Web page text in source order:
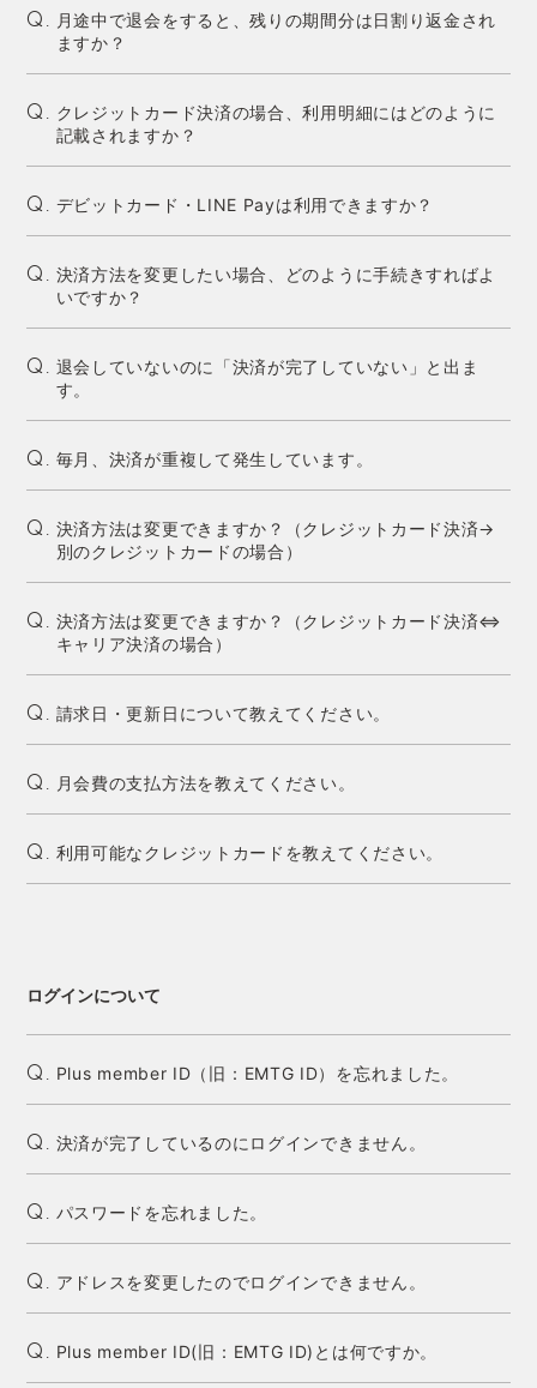
Q. 月途中で退会をすると、残りの期間分は日割り返金され
ますか？
Q. クレジットカード決済の場合、利用明細にはどのように
記載されますか？
Q. デビットカード・LINE Payは利用できますか？
Q. 決済方法を変更したい場合、どのように手続きすればよ
いですか？
Q. 退会していないのに「決済が完了していない」と出ま
す。
Q. 毎月、決済が重複して発生しています。
Q. 決済方法は変更できますか？（クレジットカード決済→
別のクレジットカードの場合）
Q. 決済方法は変更できますか？（クレジットカード決済⇔
キャリア決済の場合）
Q. 請求日・更新日について教えてください。
Q. 月会費の支払方法を教えてください。
Q. 利用可能なクレジットカードを教えてください。
ログインについて
Q. Plus member ID（旧：EMTG ID）を忘れました。
Q. 決済が完了しているのにログインできません。
Q. パスワードを忘れました。
Q. アドレスを変更したのでログインできません。
Q. Plus member ID(旧：EMTG ID)とは何ですか。